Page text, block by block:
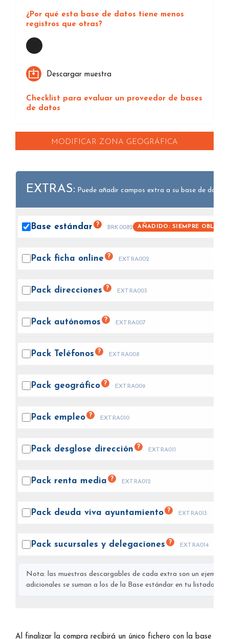
¿Por qué esta base de datos tiene menos
registros que otras?
Descargar muestra
Checklist para evaluar un proveedor de bases
de datos
MODIFICAR ZONA GEOGRÁFICA
EXTRAS: Puede añadir campos extra a su base de datos.
Base estándar ? BRK0082 AÑADIDO: SIEMPRE
Pack ficha online ? EXTRA002
Pack direcciones ? EXTRA003
Pack autónomos ? EXTRA007
Pack Teléfonos ? EXTRA008
Pack geográfico ? EXTRA009
Pack empleo ? EXTRA010
Pack desglose dirección ? EXTRA011
Pack renta media ? EXTRA012
Pack deuda viva ayuntamiento ? EXTRA013
Pack sucursales y delegaciones ? EXTRA014
Nota: las muestras descargables de cada extra son un
adicionales se suman a los de la Base estándar en tu listado
Al finalizar la compra recibirá un único fichero con la base